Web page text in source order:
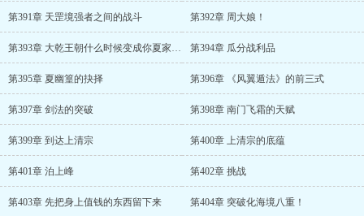
第391章 天罡境强者之间的战斗 第392章 周大娘！
第393章 大乾王朝什么时候变成你夏家私产了？ 第394章 瓜分战利品
第395章 夏幽篁的抉择 第396章 《风翼遁法》的前三式
第397章 剑法的突破 第398章 南门飞霜的天赋
第399章 到达上清宗 第400章 上清宗的底蕴
第401章 泊上峰 第402章 挑战
第403章 先把身上值钱的东西留下来 第404章 突破化海境八重！